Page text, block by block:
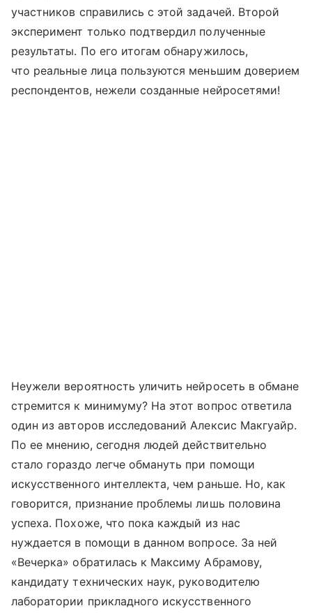
участников справились с этой задачей. Второй
эксперимент только подтвердил полученные
результаты. По его итогам обнаружилось,
что реальные лица пользуются меньшим доверием
респондентов, нежели созданные нейросетями!
Неужели вероятность уличить нейросеть в обмане
стремится к минимуму? На этот вопрос ответила
один из авторов исследований Алексис Макгуайр.
По ее мнению, сегодня людей действительно
стало гораздо легче обмануть при помощи
искусственного интеллекта, чем раньше. Но, как
говорится, признание проблемы лишь половина
успеха. Похоже, что пока каждый из нас
нуждается в помощи в данном вопросе. За ней
«Вечерка» обратилась к Максиму Абрамову,
кандидату технических наук, руководителю
лаборатории прикладного искусственного